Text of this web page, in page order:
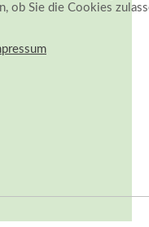
ob Sie die Cookies